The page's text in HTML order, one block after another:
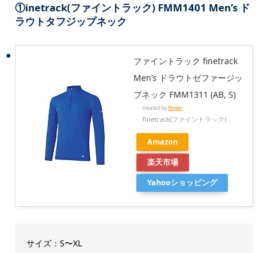
①inetrack(ファイントラック) FMM1401 Men’s ド
ラウトタフジップネック
ファイントラック finetrack
Men’s ドラウトゼファージッ
プネック FMM1311 (AB, S)
created by Rinker
finetrack(ファイントラック)
Amazon
楽天市場
Yahooショッピング
サイズ：S〜XL